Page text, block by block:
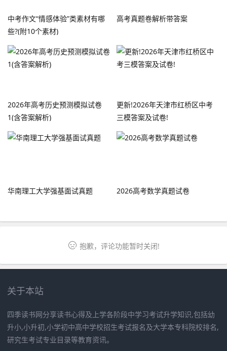
中考作文“情感体验”类素材有哪
些?(附10个素材)
高考真题卷解析带答案
2026年高考历史预测模拟试卷
1(含答案解析)
更新!2026年天津市红桥区中考
三模答案及试卷!
华南理工大学强基面试真题 2026高考数学真题试卷
抱歉，评论功能暂时关闭!
关于本站
四季读书网分享读书心得及上学各阶段中学习考试升学知识,包括幼
升小,小升初,小学初中高中学校招生考试报名及大学本专科院校排名,
研究生考试专业目录等教育资讯。